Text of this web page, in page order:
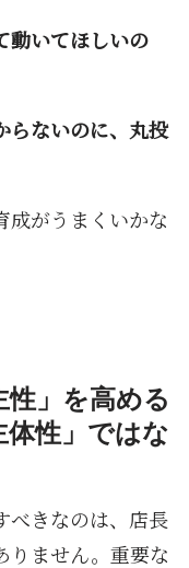
動いてほしいの
らないのに、丸投
成がうまくいかな
」を高める
性」ではな
べきなのは、店長
りません。重要な